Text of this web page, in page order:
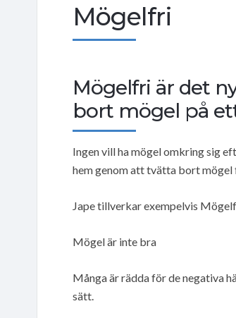
Mögelfri
Mögelfri är det
bort mögel på
Ingen vill ha mögel omkring sig
hem genom att tvätta bort mögel
Jape tillverkar exempelvis
Mögel är inte bra
Många är rädda för de negativa
sätt.